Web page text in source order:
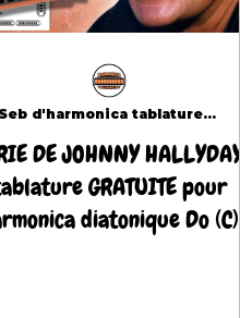
DE JOHNNY HALLYDAY ,
GRATUITE pour
diatonique Do (C)
Seb d'harmonica tablatures.com